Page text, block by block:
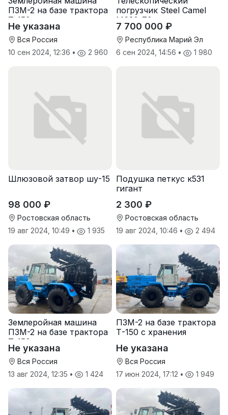
ПЗМ-2 на базе трактора
Т-150 с хранения
Не указана
Вся Россия
10 сен 2024, 12:36 • 2 960
погрузчик Steel Camel
M630-70
7 700 000 ₽
Республика Марий Эл
6 сен 2024, 14:56 • 1 980
Шлюзовой затвор шу-15
98 000 ₽
Ростовская область
19 авг 2024, 10:49 • 1 935
Подушка петкус к531
гигант
2 300 ₽
Ростовская область
19 авг 2024, 10:46 • 2 494
Землеройная машина
ПЗМ-2 на базе трактора
Т-150
Не указана
Вся Россия
13 авг 2024, 12:35 • 1 424
ПЗМ-2 на базе трактора
Т-150 с хранения
Не указана
Вся Россия
17 июн 2024, 17:12 • 1 949